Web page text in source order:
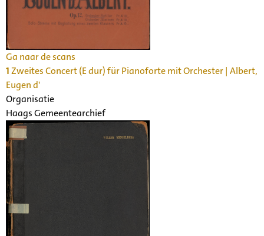
Ga naar de scans
1Zweites Concert (E dur) für Pianoforte mit Orchester | Albert,
Eugen d'
Organisatie
Haags Gemeentearchief